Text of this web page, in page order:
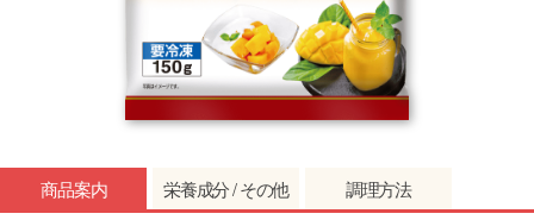
商品案内 栄養成分 / その他 調理方法